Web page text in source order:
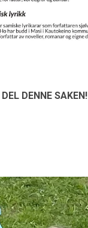
DEL DENNE SAKEN!